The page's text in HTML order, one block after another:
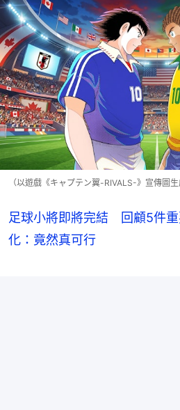
（以遊戲《キャプテン翼-RIVALS-》宣傳圖生
足球小將即將完結 回顧5件
化：竟然真可行